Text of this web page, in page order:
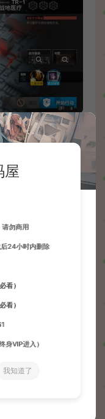
屋
请勿商用
24小时内删除
看）
看）
身VIP进入）
我知道了